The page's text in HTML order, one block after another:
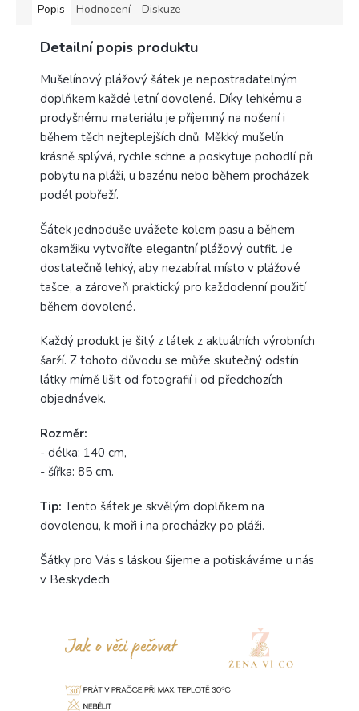
Popis Hodnocení Diskuze
Detailní popis produktu
Mušelínový plážový šátek je nepostradatelným
doplňkem každé letní dovolené. Díky lehkému a
prodyšnému materiálu je příjemný na nošení i
během těch nejteplejších dnů. Měkký mušelín
krásně splývá, rychle schne a poskytuje pohodlí při
pobytu na pláži, u bazénu nebo během procházek
podél pobřeží.
Šátek jednoduše uvážete kolem pasu a během
okamžiku vytvoříte elegantní plážový outfit. Je
dostatečně lehký, aby nezabíral místo v plážové
tašce, a zároveň praktický pro každodenní použití
během dovolené.
Každý produkt je šitý z látek z aktuálních výrobních
šarží. Z tohoto důvodu se může skutečný odstín
látky mírně lišit od fotografií i od předchozích
objednávek.
Rozměr:
- délka: 140 cm,
- šířka: 85 cm.
Tip: Tento šátek je skvělým doplňkem na
dovolenou, k moři i na procházky po pláži.
Šátky pro Vás s láskou šijeme a potiskáváme u nás
v Beskydech